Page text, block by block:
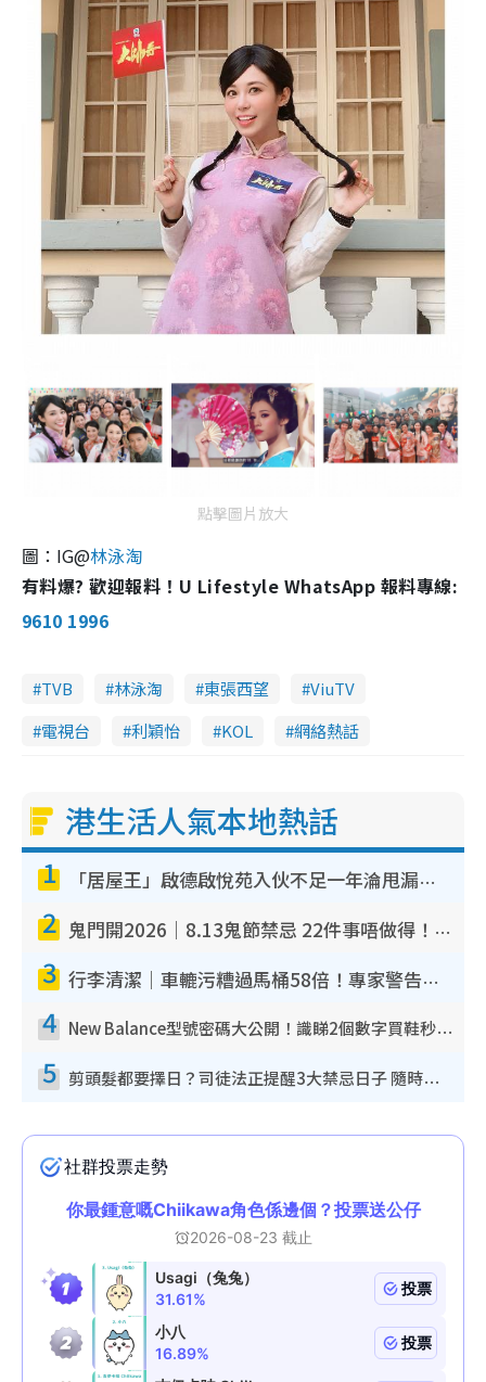
點擊圖片放大
圖：IG@林泳淘
有料爆? 歡迎報料！U Lifestyle WhatsApp 報料專線:
9610 1996
TVB 林泳淘 東張西望
ViuTV
電視台
利穎怡 KOL 網絡熱話
港生活人氣本地熱話
1 「居屋王」啟德啟悅苑入伙不足一年淪甩漏之王！插頭噴火花致大停電 多戶業主全屋家電報銷
2 鬼門開2026｜8.13鬼節禁忌 22件事唔做得！燒肉、刺身要少食？半夜勿吹口哨/打呢個電話
3 行李清潔｜車轆污糟過馬桶58倍！專家警告忌用酒精抹 教1招免污手除菌
4 New Balance型號密碼大公開！識睇2個數字買鞋秒知功能免中伏 附5大熱門鞋款
5 剪頭髮都要擇日？司徒法正提醒3大禁忌日子 隨時剪走財運！呢日剪髮恐「剪壽命」？